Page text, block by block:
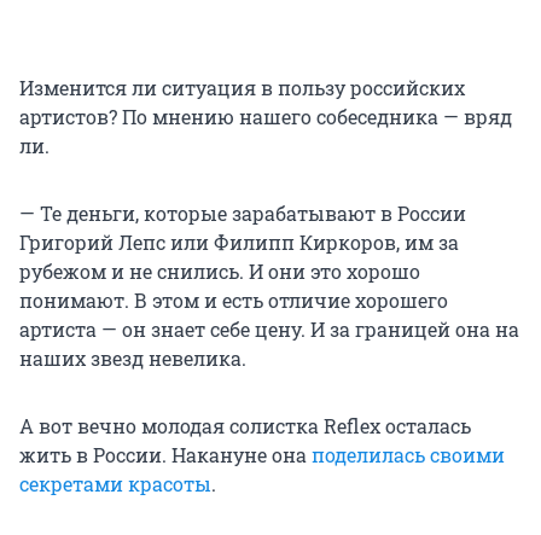
Изменится ли ситуация в пользу российских
артистов? По мнению нашего собеседника — вряд
ли.
— Те деньги, которые зарабатывают в России
Григорий Лепс или Филипп Киркоров, им за
рубежом и не снились. И они это хорошо
понимают. В этом и есть отличие хорошего
артиста — он знает себе цену. И за границей она на
наших звезд невелика.
А вот вечно молодая солистка Reflex осталась
жить в России. Накануне она поделилась своими
секретами красоты.